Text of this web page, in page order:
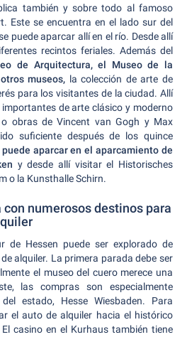
también y sobre todo al famoso
Este se encuentra en el lado sur del
puede aparcar allí en el río. Desde allí
recintos feriales. Además del
de Arquitectura, el Museo de la
museos, la colección de arte de
para los visitantes de la ciudad. Allí
de arte clásico y moderno
obras de Vincent van Gogh y Max
suficiente después de los quince
puede aparcar en el aparcamiento de
y desde allí visitar el Historisches
o la Kunsthalle Schirn.
numerosos destinos para
de Hessen puede ser explorado de
alquiler. La primera parada debe ser
el museo del cuero merece una
las compras son especialmente
estado, Hesse Wiesbaden. Para
el auto de alquiler hacia el histórico
El casino en el Kurhaus también tiene